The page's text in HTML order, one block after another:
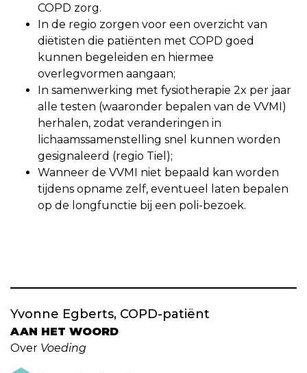
COPD zorg.
In de regio zorgen voor een overzicht van
diëtisten die patiënten met COPD goed
kunnen begeleiden en hiermee
overlegvormen aangaan;
In samenwerking met fysiotherapie 2x per jaar
alle testen (waaronder bepalen van de VVMI)
herhalen, zodat veranderingen in
lichaamssamenstelling snel kunnen worden
gesignaleerd (regio Tiel);
Wanneer de VVMI niet bepaald kan worden
tijdens opname zelf, eventueel laten bepalen
op de longfunctie bij een poli-bezoek.
Yvonne Egberts, COPD-patiënt
AAN HET WOORD
Over Voeding